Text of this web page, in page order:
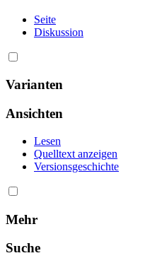
Seite
Diskussion
Varianten
Ansichten
Lesen
Quelltext anzeigen
Versionsgeschichte
Mehr
Suche